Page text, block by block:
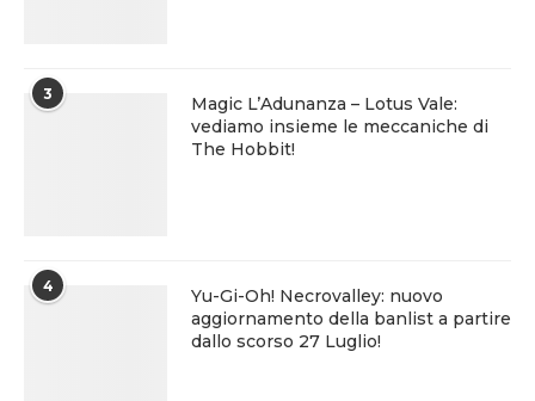
3
Magic L’Adunanza – Lotus Vale:
vediamo insieme le meccaniche di
The Hobbit!
4
Yu-Gi-Oh! Necrovalley: nuovo
aggiornamento della banlist a partire
dallo scorso 27 Luglio!